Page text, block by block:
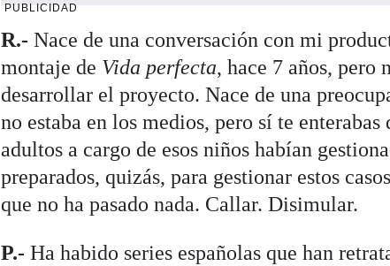
PUBLICIDAD
R.-Nace de una conversación con mi
montaje de Vida perfecta, hace 7 años, pero
desarrollar el proyecto. Nace de una
no estaba en los medios, pero sí te
adultos a cargo de esos niños habían
preparados, quizás, para gestionar estos
que no ha pasado nada. Callar. Disimular.
P.-Ha habido series españolas que han